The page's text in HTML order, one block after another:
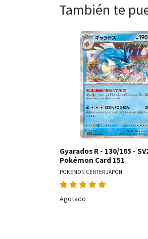
También te
Ver
Gyarados R - 130/165 -
Pokémon Card 151
POKEMON CENTER JAPÓN
Agotado